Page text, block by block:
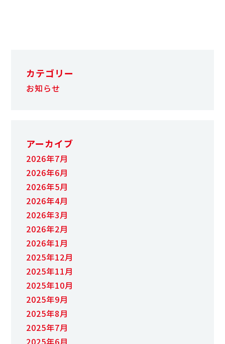
カテゴリー
お知らせ
アーカイブ
2026年7月
2026年6月
2026年5月
2026年4月
2026年3月
2026年2月
2026年1月
2025年12月
2025年11月
2025年10月
2025年9月
2025年8月
2025年7月
2025年6月